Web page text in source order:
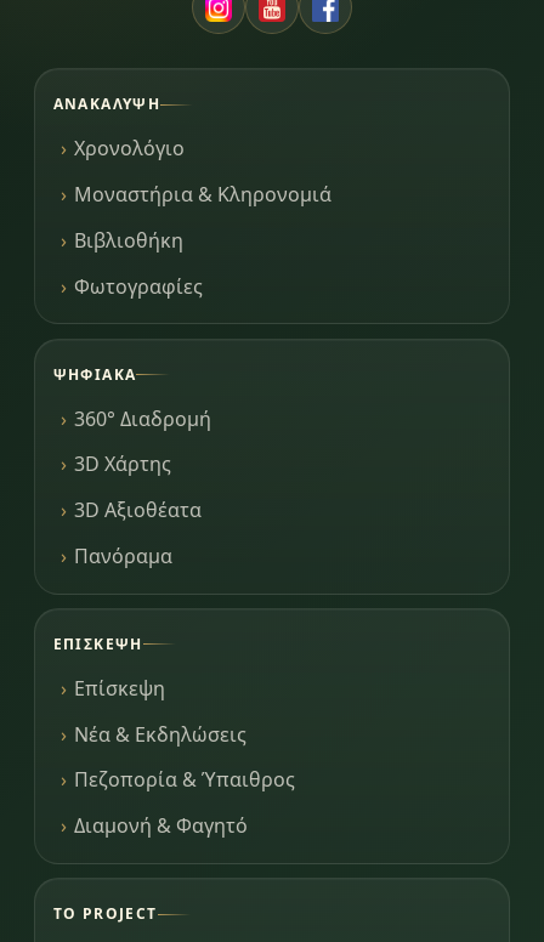
ΑΝΑΚΆΛΥΨΗ
Χρονολόγιο
Μοναστήρια & Κληρονομιά
Βιβλιοθήκη
Φωτογραφίες
ΨΗΦΙΑΚΆ
360° Διαδρομή
3D Χάρτης
3D Αξιοθέατα
Πανόραμα
ΕΠΊΣΚΕΨΗ
Επίσκεψη
Νέα & Εκδηλώσεις
Πεζοπορία & Ύπαιθρος
Διαμονή & Φαγητό
ΤΟ PROJECT